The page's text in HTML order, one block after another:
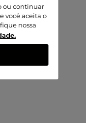
ou continuar
você aceita o
nossa
.